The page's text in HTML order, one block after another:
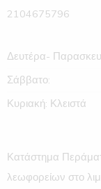
2104675796
Δευτέρα-
Σάββατο:
Κυριακή: Κλειστά
Κατάστημα
λεωφορείων στο